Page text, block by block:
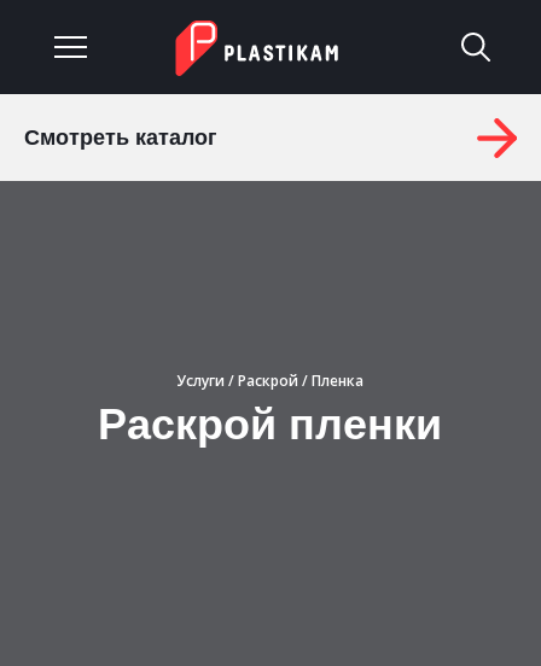
Оплата и доставка
Смотреть каталог
Услуги /Раскрой / Пленка
Раскрой пленки